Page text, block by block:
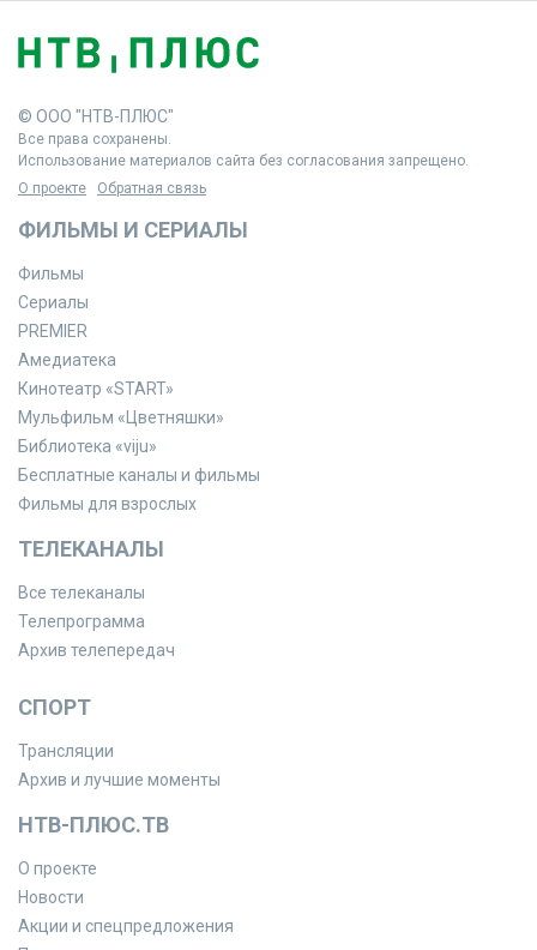
© ООО "НТВ-ПЛЮС"
Все права сохранены.
Использование материалов сайта без согласования запрещено.
О проекте
Обратная связь
ФИЛЬМЫ И СЕРИАЛЫ
Фильмы
Сериалы
PREMIER
Амедиатека
Кинотеатр «START»
Мульфильм «Цветняшки»
Библиотека «viju»
Бесплатные каналы и фильмы
Фильмы для взрослых
ТЕЛЕКАНАЛЫ
Все телеканалы
Телепрограмма
Архив телепередач
СПОРТ
Трансляции
Архив и лучшие моменты
НТВ-ПЛЮС.ТВ
О проекте
Новости
Акции и спецпредложения